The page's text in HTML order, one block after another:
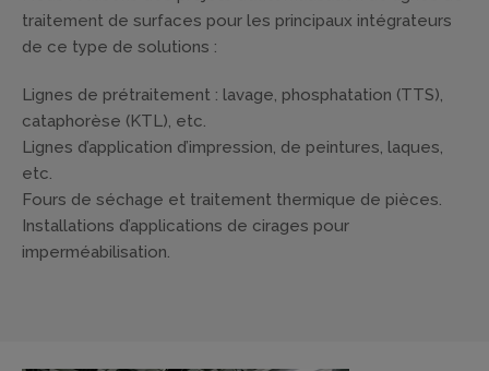
traitement de surfaces pour les principaux intégrateurs
de ce type de solutions :
Lignes de prétraitement : lavage, phosphatation (TTS),
cataphorèse (KTL), etc.
Lignes d’application d’impression, de peintures, laques,
etc.
Fours de séchage et traitement thermique de pièces.
Installations d’applications de cirages pour
imperméabilisation.